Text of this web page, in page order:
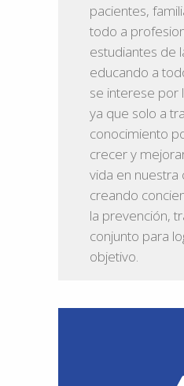
pacientes,
todo a
estudiantes de
educando a
se interese por
ya que solo a
conocimiento
crecer y
vida en nuestra
creando
la prevención,
conjunto para
objetivo.